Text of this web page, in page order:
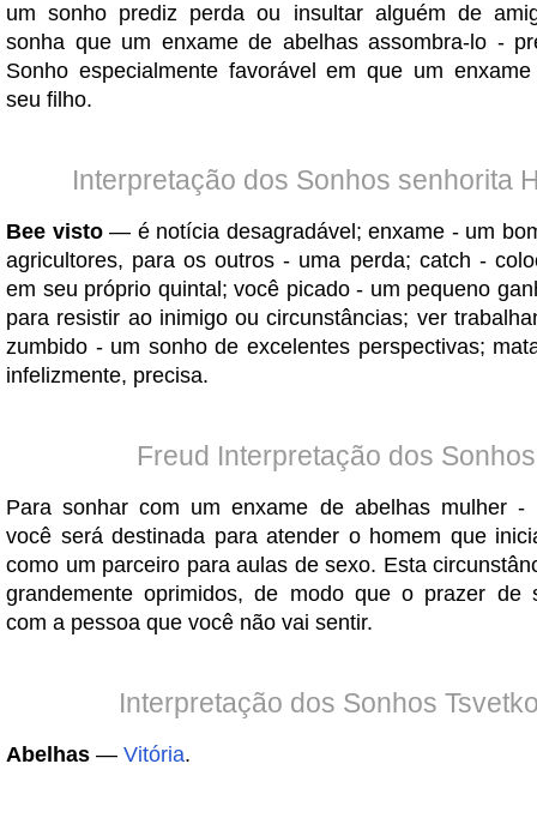
um sonho prediz perda ou insultar alguém de
sonha que um enxame de abelhas assombra-lo -
Sonho especialmente favorável em que um
seu filho.
Interpretação dos Sonhos senhorita
Bee visto— é notícia desagradável; enxame - um
agricultores, para os outros - uma perda; catch -
em seu próprio quintal; você picado - um pequeno
para resistir ao inimigo ou circunstâncias; ver
zumbido - um sonho de excelentes perspectivas;
infelizmente, precisa.
Freud Interpretação dos Sonhos
Para sonhar com um enxame de abelhas mulher -
você será destinada para atender o homem que
como um parceiro para aulas de sexo. Esta
grandemente oprimidos, de modo que o prazer de
com a pessoa que você não vai sentir.
Interpretação dos Sonhos
Abelhas — Vitória.